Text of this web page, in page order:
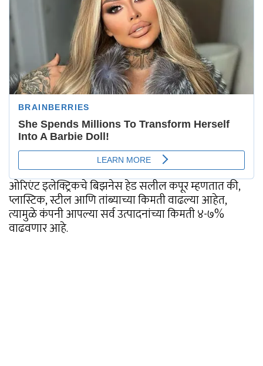
ओरिएंट इलेक्ट्रिकचे बिझनेस हेड सलील कपूर म्हणतात की,
प्लास्टिक, स्टील आणि तांब्याच्या किमती वाढल्या आहेत,
त्यामुळे कंपनी आपल्या सर्व उत्पादनांच्या किमती ४-७%
वाढवणार आहे.